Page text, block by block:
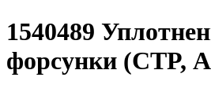
1540489
форсунки (CTP,